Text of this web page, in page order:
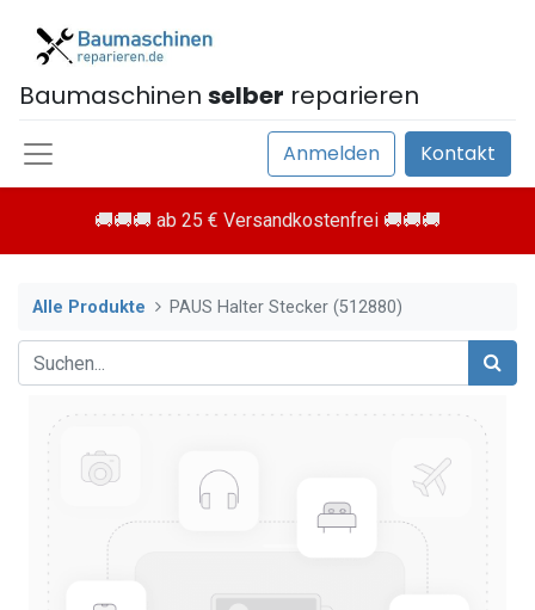
Baumaschinen selber reparieren
Anmelden Kontakt
🚚🚚🚚 ab 25 € Versandkostenfrei 🚚🚚🚚
Alle Produkte PAUS Halter Stecker (512880)